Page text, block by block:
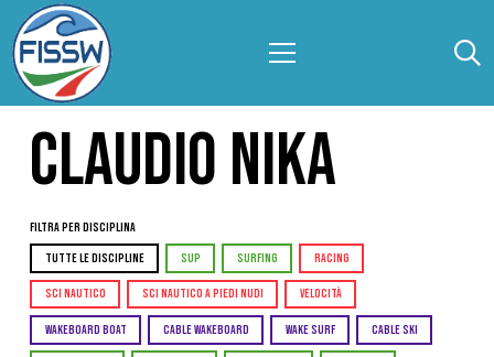
CLAUDIO NIKA
Filtra per Disciplina
TUTTE LE DISCIPLINE SUP SURFING RACING
SCI NAUTICO SCI NAUTICO A PIEDI NUDI VELOCITÀ
WAKEBOARD BOAT CABLE WAKEBOARD WAKE SURF CABLE SKI